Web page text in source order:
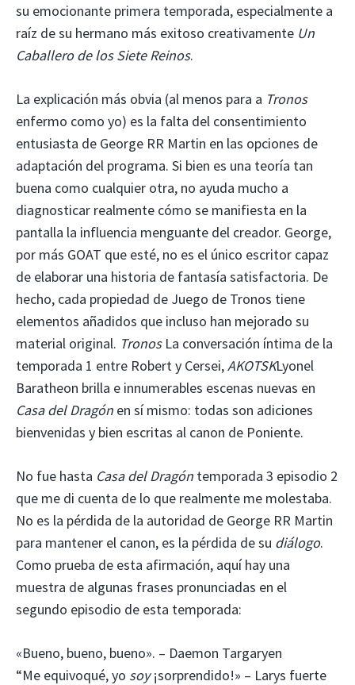
su emocionante primera temporada, especialmente a
raíz de su hermano más exitoso creativamente Un
Caballero de los Siete Reinos.
La explicación más obvia (al menos para a Tronos
enfermo como yo) es la falta del consentimiento
entusiasta de George RR Martin en las opciones de
adaptación del programa. Si bien es una teoría tan
buena como cualquier otra, no ayuda mucho a
diagnosticar realmente cómo se manifiesta en la
pantalla la influencia menguante del creador. George,
por más GOAT que esté, no es el único escritor capaz
de elaborar una historia de fantasía satisfactoria. De
hecho, cada propiedad de Juego de Tronos tiene
elementos añadidos que incluso han mejorado su
material original. TronosLa conversación íntima de la
temporada 1 entre Robert y Cersei,AKOTSKLyonel
Baratheon brilla e innumerables escenas nuevas en
Casa del Dragón en sí mismo: todas son adiciones
bienvenidas y bien escritas al canon de Poniente.
No fue hasta Casa del Dragón temporada 3 episodio 2
que me di cuenta de lo que realmente me molestaba.
No es la pérdida de la autoridad de George RR Martin
para mantener el canon, es la pérdida de su diálogo.
Como prueba de esta afirmación, aquí hay una
muestra de algunas frases pronunciadas en el
segundo episodio de esta temporada:
«Bueno, bueno, bueno». – Daemon Targaryen
“Me equivoqué, yo soy¡sorprendido!» – Larys fuerte